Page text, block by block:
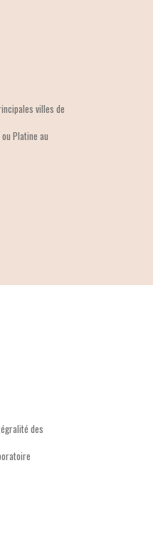
villes de
Platine au
des